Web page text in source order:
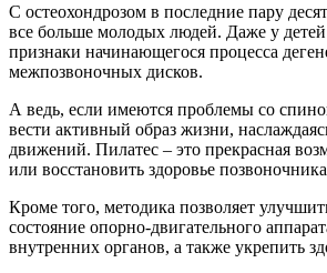
С остеохондрозом в последние пару
все больше молодых людей. Даже у детей
признаки начинающегося процесса
межпозвоночных дисков.
А ведь, если имеются проблемы со
вести активный образ жизни,
движений. Пилатес – это прекрасная
или восстановить здоровье
Кроме того, методика позволяет
состояние опорно-двигательного
внутренних органов, а также укрепить